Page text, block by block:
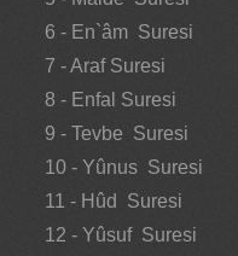
6 - En`âm Suresi
7 - Araf Suresi
8 - Enfal Suresi
9 - Tevbe Suresi
10 - Yûnus Suresi
11 - Hûd Suresi
12 - Yûsuf Suresi